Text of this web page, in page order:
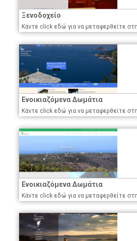
Ξενοδοχείο
Κάντε click εδώ για να μεταφερθείτε
Ενοικιαζόμενα Δωμάτια
Κάντε click εδώ για να μεταφερθείτε
Ενοικιαζόμενα Δωμάτια
Κάντε click εδώ για να μεταφερθείτε